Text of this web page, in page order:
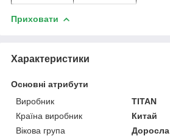
Приховати
Характеристики
Основні атрибути
Виробник
TITAN
Країна виробник
Китай
Вікова група
Доросла